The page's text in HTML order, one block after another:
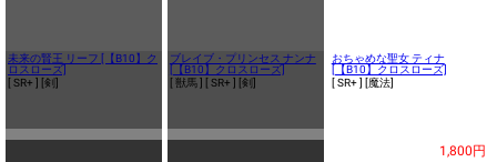
未来の賢王 リーフ [【B10】ク
ロスローズ]
[ SR+ ] [剣]
ブレイブ・プリンセス ナンナ
[【B10】クロスローズ]
[ 獣馬 ] [ SR+ ] [剣]
おちゃめな聖女 ティナ
[【B10】クロスローズ]
[ SR+ ] [魔法]
1,800円